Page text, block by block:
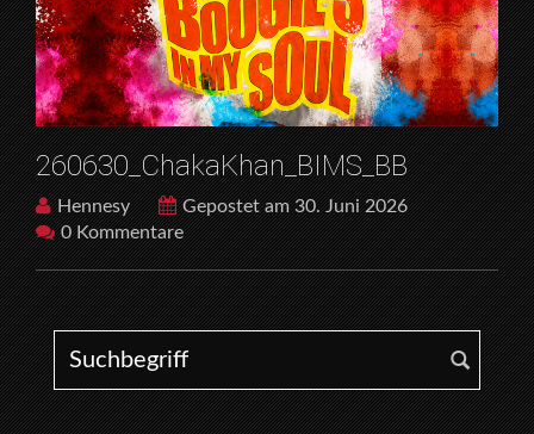
260630_ChakaKhan_BIMS_BB
Hennesy
Gepostet am 30. Juni 2026
0 Kommentare
Search for: